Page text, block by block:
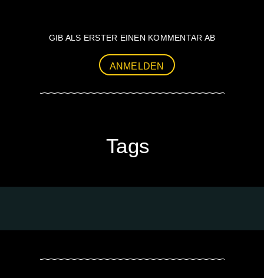
GIB ALS ERSTER EINEN KOMMENTAR AB
ANMELDEN
Tags